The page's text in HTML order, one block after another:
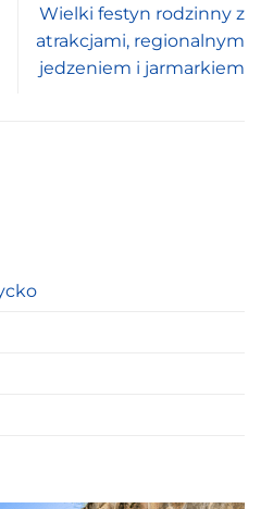
Wielki festyn rodzinny z
atrakcjami, regionalnym
jedzeniem i jarmarkiem